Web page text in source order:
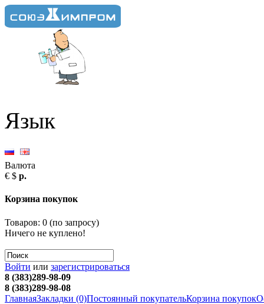
Язык
Валюта
€ $ р.
Корзина покупок
Товаров: 0 (по запросу)
Ничего не куплено!
Войти или зарегистрироваться
8 (383)289-98-09
8 (383)289-98-08
ГлавнаяЗакладки (0)Постоянный покупательКорзина покупок